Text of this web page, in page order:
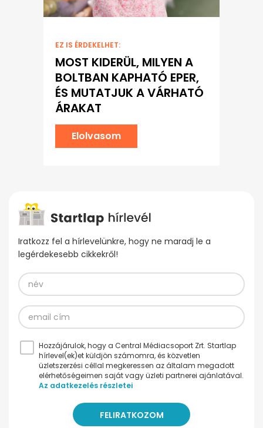
EZ IS ÉRDEKELHET:
MOST KIDERÜL, MILYEN A
BOLTBAN KAPHATÓ EPER,
ÉS MUTATJUK A VÁRHATÓ
ÁRAKAT
Elolvasom
Iratkozz fel a hírlevelünkre, hogy ne maradj le a
legérdekesebb cikkekről!
Hozzájárulok, hogy a Central Médiacsoport Zrt. Startlap
hírlevel(ek)et küldjön számomra, és közvetlen
üzletszerzési céllal megkeressen az általam megadott
elérhetőségeimen saját vagy üzleti partnerei ajánlatával.
Az adatkezelés részletei